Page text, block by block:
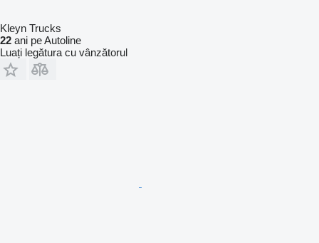
Kleyn Trucks
22 ani pe Autoline
Luați legătura cu vânzătorul